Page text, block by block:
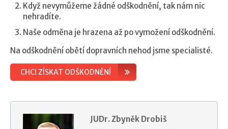
Když nevymůžeme žádné odškodnění, tak nám nic
nehradíte.
Naše odměna je hrazena až po vymožení odškodnění.
Na odškodnění obětí dopravních nehod jsme specialisté.
CHCI ZÍSKAT ODŠKODNĚNÍ
JUDr. Zbyněk Drobiš